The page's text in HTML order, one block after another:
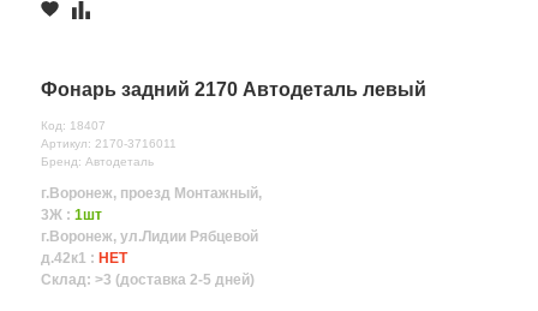
Фонарь задний 2170 Автодеталь левый
Код: 18407
Артикул: 2170-3716011
Бренд: Автодеталь
г.Воронеж, проезд Монтажный,
3Ж : 1шт
г.Воронеж, ул.Лидии Рябцевой
д.42к1 : НЕТ
Склад: >3 (доставка 2-5 дней)